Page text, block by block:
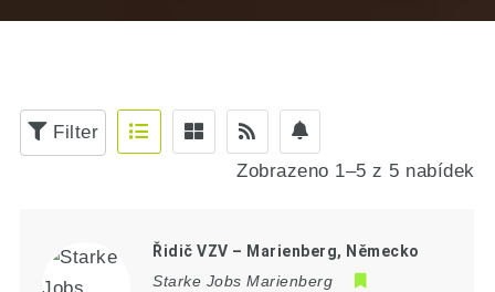
Filter
Zobrazeno 1–5 z 5 nabídek
Řidič VZV – Marienberg, Německo
Starke Jobs Marienberg